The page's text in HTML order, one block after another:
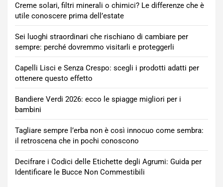
Creme solari, filtri minerali o chimici? Le differenze che è
utile conoscere prima dell’estate
Sei luoghi straordinari che rischiano di cambiare per
sempre: perché dovremmo visitarli e proteggerli
Capelli Lisci e Senza Crespo: scegli i prodotti adatti per
ottenere questo effetto
Bandiere Verdi 2026: ecco le spiagge migliori per i
bambini
Tagliare sempre l’erba non è così innocuo come sembra:
il retroscena che in pochi conoscono
Decifrare i Codici delle Etichette degli Agrumi: Guida per
Identificare le Bucce Non Commestibili